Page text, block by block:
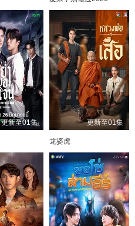
更新至01集 更新至01集
龙婆虎